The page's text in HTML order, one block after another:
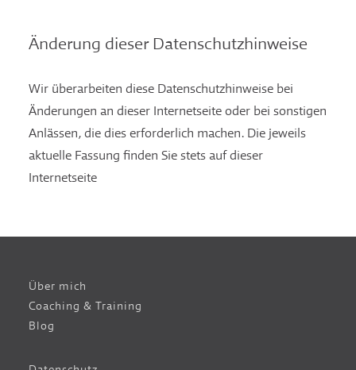
Änderung dieser Datenschutzhinweise
Wir überarbeiten diese Datenschutzhinweise bei
Änderungen an dieser Internetseite oder bei sonstigen
Anlässen, die dies erforderlich machen. Die jeweils
aktuelle Fassung finden Sie stets auf dieser
Internetseite
Über mich
Coaching & Training
Blog